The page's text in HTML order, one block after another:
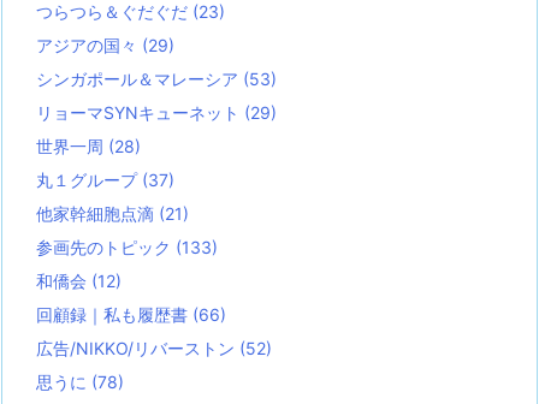
つらつら＆ぐだぐだ (23)
アジアの国々 (29)
シンガポール＆マレーシア (53)
リョーマSYNキューネット (29)
世界一周 (28)
丸１グループ (37)
他家幹細胞点滴 (21)
参画先のトピック (133)
和僑会 (12)
回顧録｜私も履歴書 (66)
広告/NIKKO/リバーストン (52)
思うに (78)